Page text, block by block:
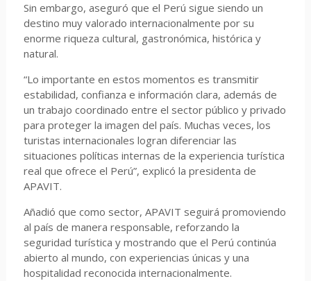
Sin embargo, aseguró que el Perú sigue siendo un
destino muy valorado internacionalmente por su
enorme riqueza cultural, gastronómica, histórica y
natural.
“Lo importante en estos momentos es transmitir
estabilidad, confianza e información clara, además de
un trabajo coordinado entre el sector público y privado
para proteger la imagen del país. Muchas veces, los
turistas internacionales logran diferenciar las
situaciones políticas internas de la experiencia turística
real que ofrece el Perú”, explicó la presidenta de
APAVIT.
Añadió que como sector, APAVIT seguirá promoviendo
al país de manera responsable, reforzando la
seguridad turística y mostrando que el Perú continúa
abierto al mundo, con experiencias únicas y una
hospitalidad reconocida internacionalmente.